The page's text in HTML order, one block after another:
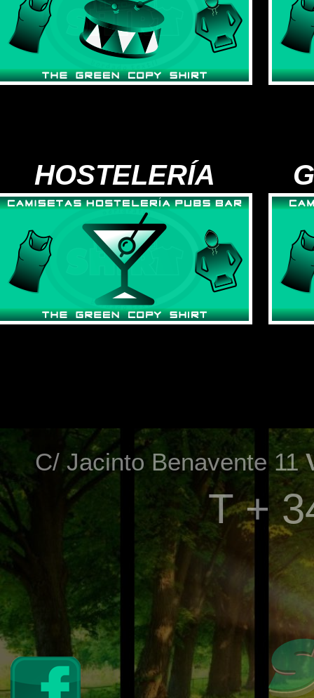
HOSTELERÍA
C/ Jacinto Benavente 11
T +